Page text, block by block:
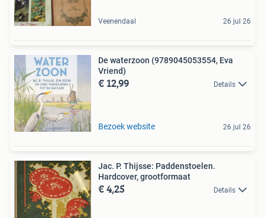
Veenendaal 26 jul 26
De waterzoon (9789045053554, Eva
Vriend)
€ 12,99 Details
Bezoek website 26 jul 26
Jac. P. Thijsse: Paddenstoelen.
Hardcover, grootformaat
€ 4,25 Details